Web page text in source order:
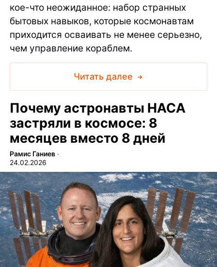
кое-что неожиданное: набор странных
бытовых навыков, которые космонавтам
приходится осваивать не менее серьезно,
чем управление кораблем.
Читать далее
Почему астронавты НАСА
застряли в космосе: 8
месяцев вместо 8 дней
Рамис Ганиев ∙
24.02.2026